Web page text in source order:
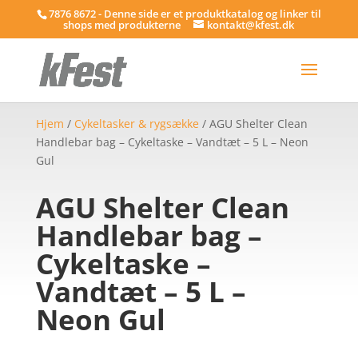
7876 8672 - Denne side er et produktkatalog og linker til
shops med produkterne kontakt@kfest.dk
Hjem / Cykeltasker & rygsække / AGU Shelter Clean
Handlebar bag – Cykeltaske – Vandtæt – 5 L – Neon
Gul
AGU Shelter Clean
Handlebar bag –
Cykeltaske –
Vandtæt – 5 L –
Neon Gul